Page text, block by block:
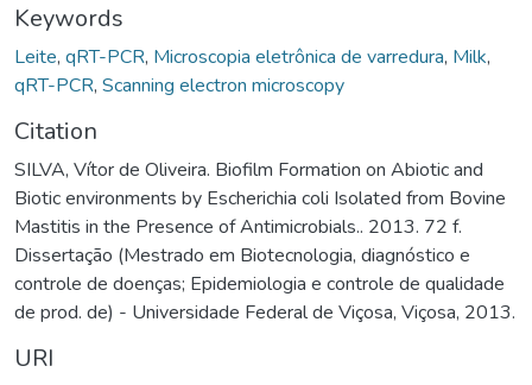
Keywords
Leite, qRT-PCR, Microscopia eletrônica de varredura, Milk,
qRT-PCR, Scanning electron microscopy
Citation
SILVA, Vítor de Oliveira. Biofilm Formation on Abiotic and
Biotic environments by Escherichia coli Isolated from Bovine
Mastitis in the Presence of Antimicrobials.. 2013. 72 f.
Dissertação (Mestrado em Biotecnologia, diagnóstico e
controle de doenças; Epidemiologia e controle de qualidade
de prod. de) - Universidade Federal de Viçosa, Viçosa, 2013.
URI